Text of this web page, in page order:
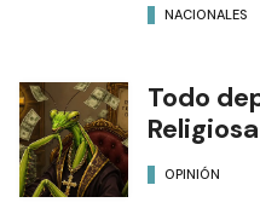
NACIONALES
Todo
Religiosa
OPINIÓN